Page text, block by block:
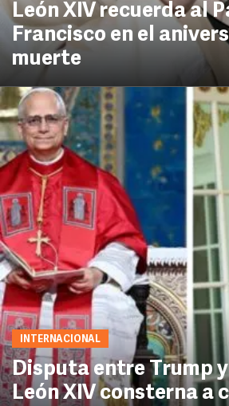
León XIV recuerda al
Francisco en el
muerte
INTERNACIONAL
Disputa entre Trump
León XIV consterna a